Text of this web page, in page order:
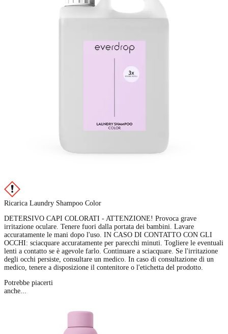
Ricarica Laundry Shampoo Color
DETERSIVO CAPI COLORATI - ATTENZIONE! Provoca grave
irritazione oculare. Tenere fuori dalla portata dei bambini. Lavare
accuratamente le mani dopo l'uso. IN CASO DI CONTATTO CON GLI
OCCHI: sciacquare accuratamente per parecchi minuti. Togliere le eventuali
lenti a contatto se è agevole farlo. Continuare a sciacquare. Se l'irritazione
degli occhi persiste, consultare un medico. In caso di consultazione di un
medico, tenere a disposizione il contenitore o l'etichetta del prodotto.
Potrebbe piacerti
anche...